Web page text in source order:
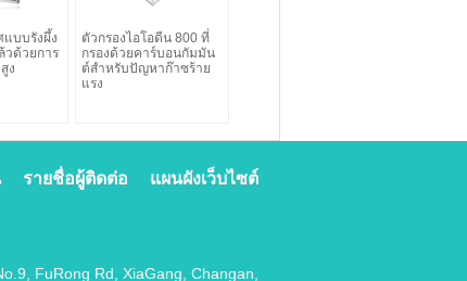
แบบรังผึ้ง
วด้วยการ
ง
ตัวกรองไอโอดีน 800 ที่
กรองด้วยคาร์บอนกัมมัน
ต์สำหรับปัญหาก๊าซร้าย
แรง
แผนผังเว็บไซต์
รายชื่อผู้ติดต่อ
FuRong Rd, XiaGang, Changan,